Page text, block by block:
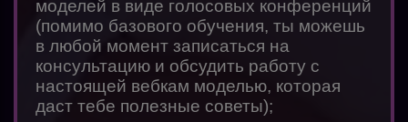
моделей в виде голосовых конференций
(помимо базового обучения, ты можешь
в любой момент записаться на
консультацию и обсудить работу с
настоящей вебкам моделью, которая
даст тебе полезные советы);